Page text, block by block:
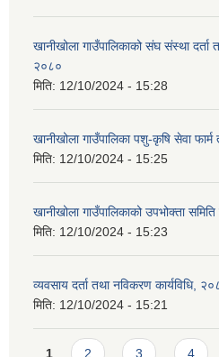
खानीखोला गाउँपालिकाको संघ संस्था दर्ता
२०८०
मिति: 12/10/2024 - 15:28
खानीखोला गाउँपालिका पशु-कृषि सेवा फार्म
मिति: 12/10/2024 - 15:25
खानीखोला गाउँपालिकाको उपभोक्ता समिति
मिति: 12/10/2024 - 15:23
व्यवसाय दर्ता तथा नविकरण कार्यविधि,
मिति: 12/10/2024 - 15:21
1 2 3 4